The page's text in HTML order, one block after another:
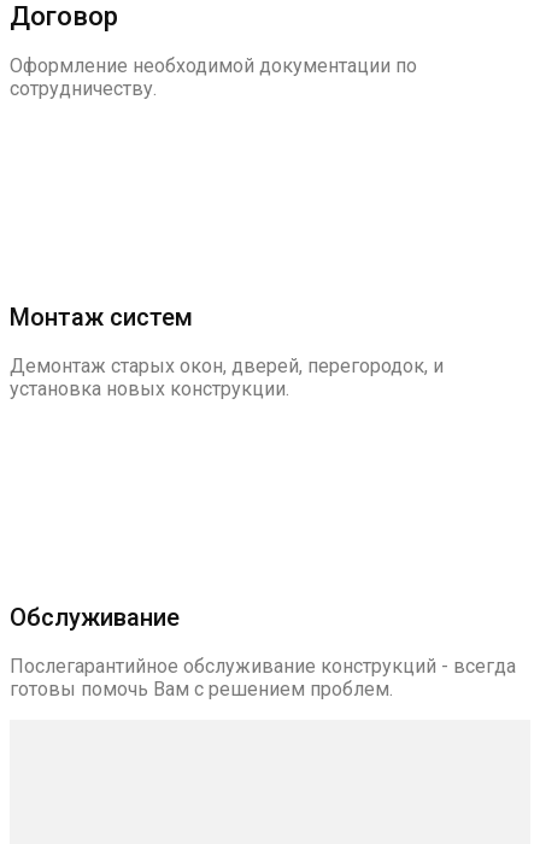
Договор
Оформление необходимой документации по
сотрудничеству.
Монтаж систем
Демонтаж старых окон, дверей, перегородок, и
установка новых конструкции.
Обслуживание
Послегарантийное обслуживание конструкций - всегда
готовы помочь Вам с решением проблем.